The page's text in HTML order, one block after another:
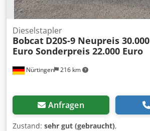
Nürtingen 216 km
Dieselstapler
Bobcat D20S-9 Neupreis 30.000
Euro Sonderpreis 22.000 Euro
Anfragen
Zustand: sehr gut (gebraucht),